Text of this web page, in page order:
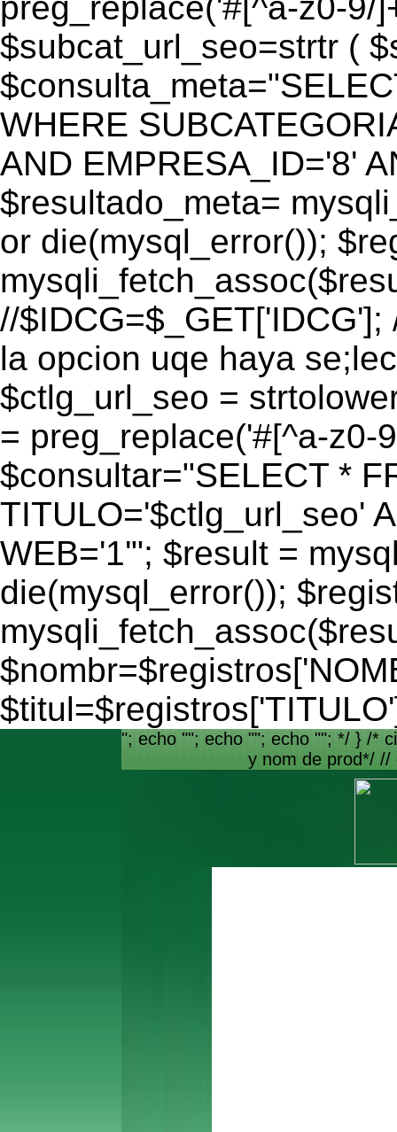
$subcat_url_seo=strtr (
WHERE
AND EMPRESA_ID='8'
$resultado_meta=
or die(mysql_error());
//
la opcion uqe haya
$ctlg_url_seo =
= preg_replace('#[^a-z0-
$consultar="SELECT *
TITULO='$ctlg_url_seo'
WEB='1'"; $result =
die(mysql_error());
"; echo ""; echo ""; echo ""; */ } /*
y nom de prod*/ //